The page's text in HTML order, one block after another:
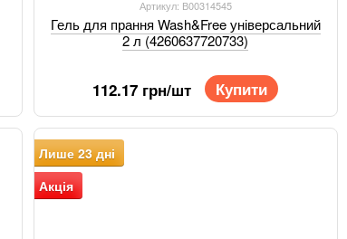
Артикул: В00314545
Гель для прання Wash&Free універсальний
2 л (4260637720733)
112.17 грн/шт Купити
Лише 23 дні
Акція